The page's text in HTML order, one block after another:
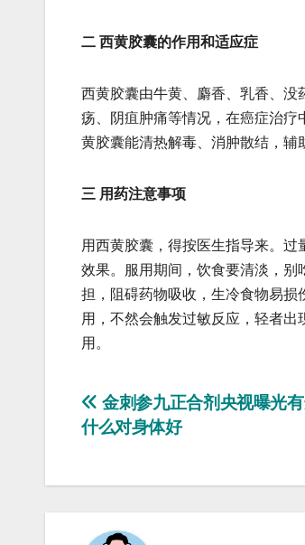
二 西黄胶囊的作用和适应症
西黄胶囊由牛黄、麝香、乳香、
疡、阴疽肿痛等情况，在癌症治
黄胶囊能清热解毒、消肿散结，辅
三 用药注意事项
用西黄胶囊，得按医生指导来。
效果。服用期间，饮食要清淡，别
担，阻碍药物吸收，生冷食物易损
用，不然会触发过敏反应，轻者
用。
文
章
导
金刺参九正合剂央视曝光
什么对身体好